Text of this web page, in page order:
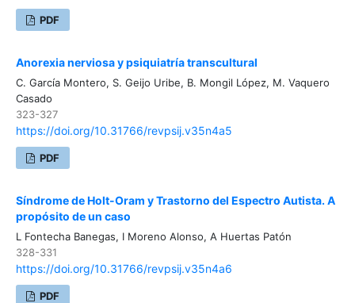
PDF
Anorexia nerviosa y psiquiatría transcultural
C. García Montero, S. Geijo Uribe, B. Mongil López, M. Vaquero
Casado
323-327
https://doi.org/10.31766/revpsij.v35n4a5
PDF
Síndrome de Holt-Oram y Trastorno del Espectro Autista. A
propósito de un caso
L Fontecha Banegas, I Moreno Alonso, A Huertas Patón
328-331
https://doi.org/10.31766/revpsij.v35n4a6
PDF